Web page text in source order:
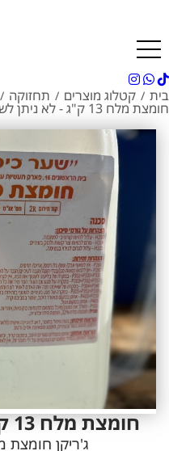
בית / קטלוג מוצרים / תחזוקה /
חומצת מלח 13 ק"ג - לא ניתן לשילוח
חומצת מלח 13 ק"ג - לא ניתן לשילוח
ג'ריקן חומצת מלח 13 ק"ג